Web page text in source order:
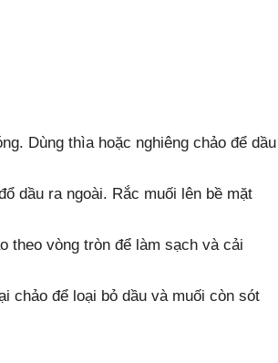
Dùng thìa hoặc nghiêng chảo để dầu
dầu ra ngoài. Rắc muối lên bề mặt
theo vòng tròn để làm sạch và cải
chảo để loại bỏ dầu và muối còn sót